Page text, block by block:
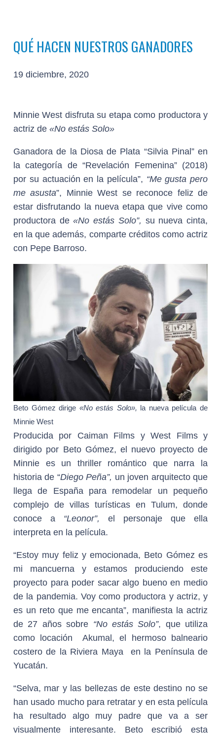
QUÉ HACEN NUESTROS GANADORES
19 diciembre, 2020
Minnie West disfruta su etapa como productora y
actriz de «No estás Solo»
Ganadora de la Diosa de Plata “Silvia Pinal” en
la categoría de “Revelación Femenina” (2018)
por su actuación en la película”, “Me gusta pero
me asusta”, Minnie West se reconoce feliz de
estar disfrutando la nueva etapa que vive como
productora de«No estás Solo”, su nueva cinta,
en la que además, comparte créditos como actriz
con Pepe Barroso.
Beto Gómez dirige «No estás Solo», la nueva película de
Minnie West
Producida por Caiman Films y West Films y
dirigido por Beto Gómez, el nuevo proyecto de
Minnie es un thriller romántico que narra la
historia de “Diego Peña”, un joven arquitecto que
llega de España para remodelar un pequeño
complejo de villas turísticas en Tulum, donde
conoce a “Leonor”, el personaje que ella
interpreta en la película.
“Estoy muy feliz y emocionada, Beto Gómez es
mi mancuerna y estamos produciendo este
proyecto para poder sacar algo bueno en medio
de la pandemia. Voy como productora y actriz, y
es un reto que me encanta”, manifiesta la actriz
de 27 años sobre “No estás Solo”, que utiliza
como locación Akumal, el hermoso balneario
costero de la Riviera Maya en la Península de
Yucatán.
“Selva, mar y las bellezas de este destino no se
han usado mucho para retratar y en esta película
ha resultado algo muy padre que va a ser
visualmente interesante. Beto escribió esta